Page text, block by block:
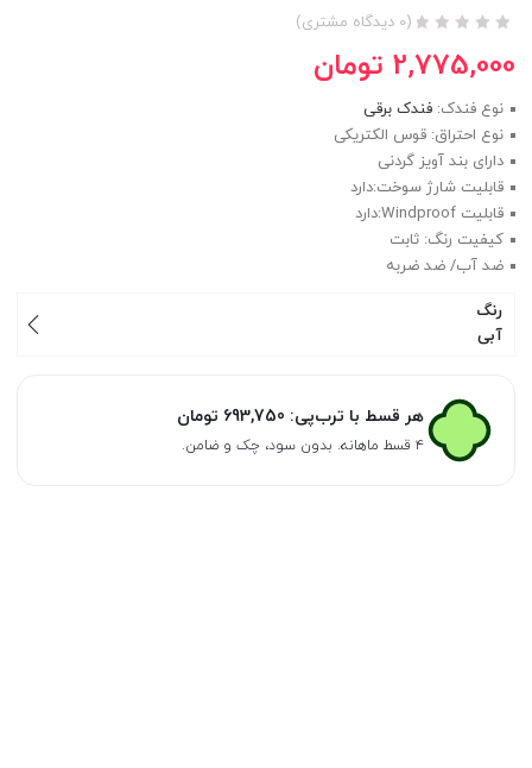
(
0 دیدگاه مشتری)
2,775,000 تومان
نوع فندک:فندک برقی
نوع احتراق: قوس الکتریکی
دارای بند آویز گردنی
قابلیت شارژ سوخت:دارد
قابلیت Windproof:دارد
کیفیت رنگ: ثابت
ضد آب/ ضد ضربه
رنگ
آبی
هر قسط با ترب‌پی: 693,750 تومان
۴ قسط ماهانه. بدون سود، چک و ضامن.